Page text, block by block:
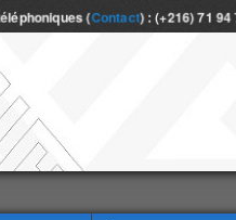
(Contact) : (+216) 71